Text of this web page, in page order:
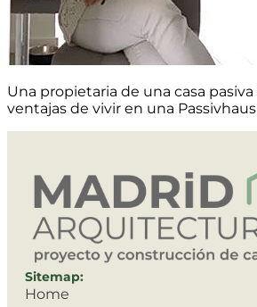
Una propietaria de una casa
ventajas de vivir en una
Sitemap:
Home